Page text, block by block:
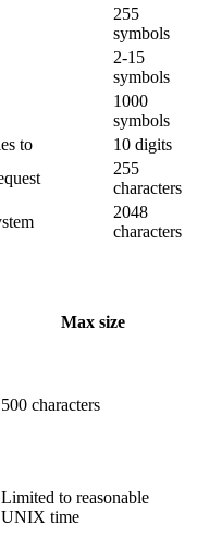
255
symbols
2-15
symbols
1000
symbols
to
10 digits
255
characters
2048
characters
Max size
500 characters
Limited to reasonable
UNIX time